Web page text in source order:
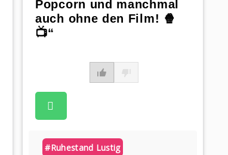
Popcorn und manchmal
auch ohne den Film! 🍿
📺“
#ruhestand Lustig